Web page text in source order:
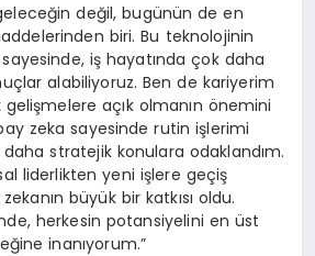
değil, bugünün de en
biri. Bu teknolojinin
iş hayatında çok daha
alabiliyoruz. Ben de kariyerim
açık olmanın önemini
zeka sayesinde rutin işlerimi
stratejik konulara odaklandım.
liderlikten yeni işlere geçiş
büyük bir katkısı oldu.
herkesin potansiyelini en üst
inanıyorum.”